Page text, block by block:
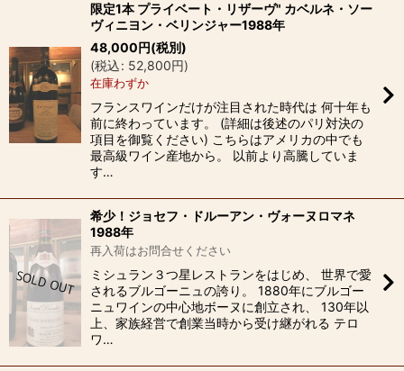
限定1本 プライベート・リザーヴ" カベルネ・ソー
ヴィニヨン・ベリンジャー1988年
48,000円(税別)
(税込: 52,800円)
在庫わずか
フランスワインだけが注目された時代は 何十年も
前に終わっています。 (詳細は後述のパリ対決の
項目を御覧ください) こちらはアメリカの中でも
最高級ワイン産地から。 以前より高騰していま
す…
希少！ジョセフ・ドルーアン・ヴォーヌロマネ
1988年
再入荷はお問合せください
ミシュラン３つ星レストランをはじめ、 世界で愛
されるブルゴーニュの誇り。 1880年にブルゴー
ニュワインの中心地ボーヌに創立され、 130年以
上、家族経営で創業当時から受け継がれる テロ
ワ…